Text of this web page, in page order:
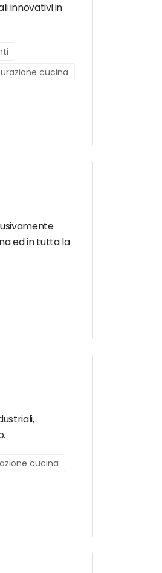
innovativi in
cucina
ed in tutta la
cucina